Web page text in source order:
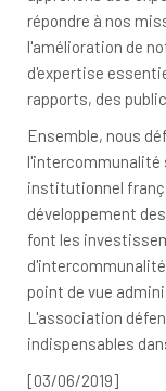
répondre à nos
l'amélioration de
d'expertise
rapports, des
Ensemble, nous
l'intercommunalité
institutionnel
développement
font les
point de vue
L'association
indispensables
[03/06/2019]